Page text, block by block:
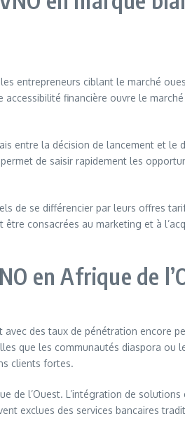
entrepreneurs ciblant le marché
financière ouvre le
entre la décision de lancement et le
de saisir rapidement les
de se différencier par leurs offres
être consacrées au marketing et à
en Afrique de
des taux de pénétration encore
que les communautés diaspora ou
clients fortes.
l’Ouest. L’intégration de
exclues des services bancaires